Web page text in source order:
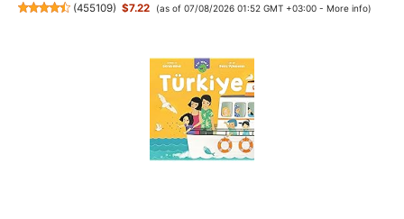
(455109) $7.22 (as of 07/08/2026 01:52 GMT +03:00 - More info)